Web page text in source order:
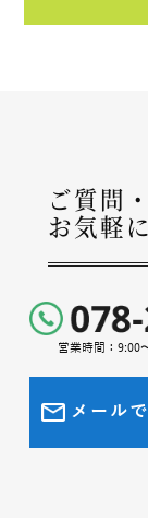
ご質問
お気軽
営業時間：9:00
メール